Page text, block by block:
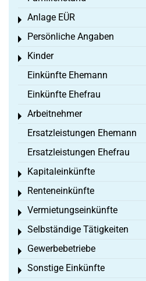
Anlage EÜR
Toggle menu
Persönliche Angaben
Toggle menu
Kinder
Toggle menu
Einkünfte Ehemann
Einkünfte Ehefrau
Arbeitnehmer
Toggle menu
Ersatzleistungen Ehemann
Ersatzleistungen Ehefrau
Kapitaleinkünfte
Toggle menu
Renteneinkünfte
Toggle menu
Vermietungseinkünfte
Toggle menu
Selbständige Tätigkeiten
Toggle menu
Gewerbebetriebe
Toggle menu
Sonstige Einkünfte
Toggle menu